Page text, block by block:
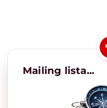
Mailing lista...